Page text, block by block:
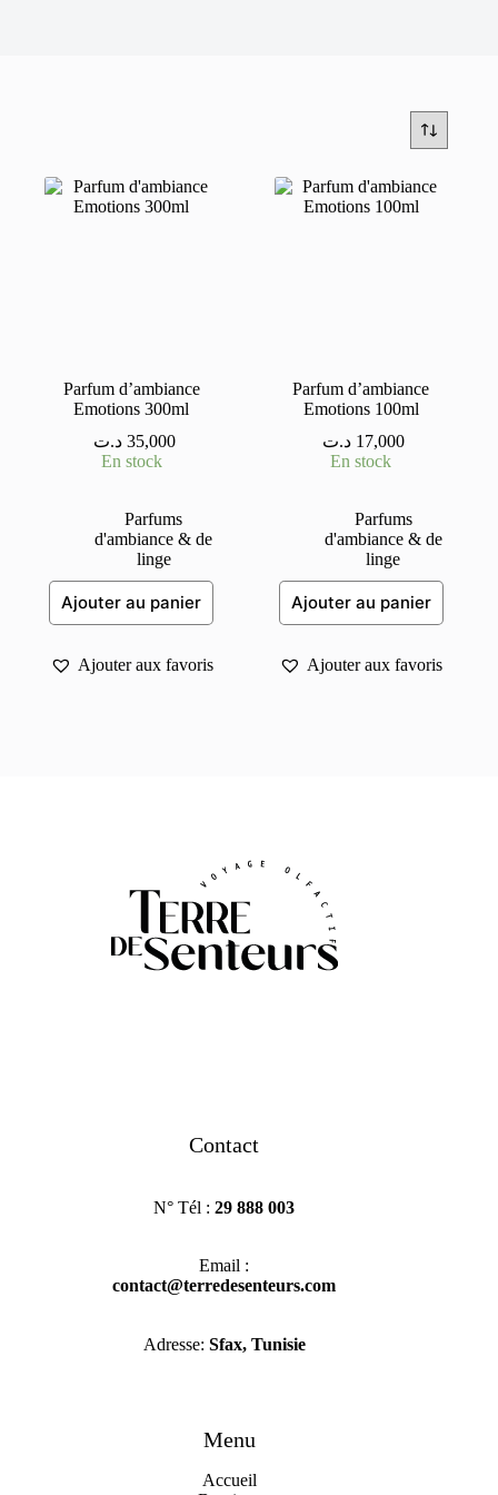
Parfum d’ambiance
Emotions 300ml
35,000 د.ت
En stock
Parfums
d'ambiance & de
linge
Ajouter au panier
Ajouter aux favoris
Parfum d’ambiance
Emotions 100ml
17,000 د.ت
En stock
Parfums
d'ambiance & de
linge
Ajouter au panier
Ajouter aux favoris
Contact
N° Tél :29 888 003
Email :
contact@terredesenteurs.com
Adresse: Sfax, Tunisie
Menu
Accueil